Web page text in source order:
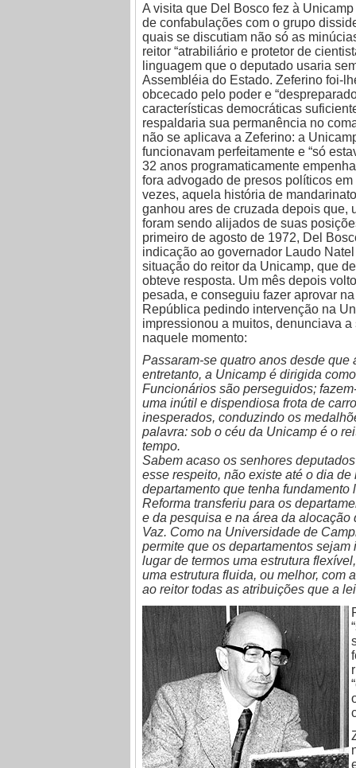
A visita que Del Bosco fez à
de confabulações com o grupo
quais se discutiam não só as
reitor “atrabiliário e protetor de
linguagem que o deputado usaria
Assembléia do Estado. Zeferino foi-
obcecado pelo poder e
características democráticas
respaldaria sua permanência no
não se aplicava a Zeferino: a
funcionavam perfeitamente e “só
32 anos programaticamente
fora advogado de presos políticos
vezes, aquela história de
ganhou ares de cruzada depois que,
foram sendo alijados de suas
primeiro de agosto de 1972, Del
indicação ao governador Laudo
situação do reitor da Unicamp, que
obteve resposta. Um mês depois
pesada, e conseguiu fazer aprovar
República pedindo intervenção na
impressionou a muitos, denunciava
naquele momento:
Passaram-se quatro anos desde
entretanto, a Unicamp é dirigida
Funcionários são perseguidos;
uma inútil e dispendiosa frota de
inesperados, conduzindo os
palavra: sob o céu da Unicamp é o
tempo.
Sabem acaso os senhores
esse respeito, não existe até o dia
departamento que tenha
Reforma transferiu para os
e da pesquisa e na área da
Vaz. Como na Universidade de
permite que os departamentos
lugar de termos uma estrutura
uma estrutura fluida, ou melhor, com
ao reitor todas as atribuições que a